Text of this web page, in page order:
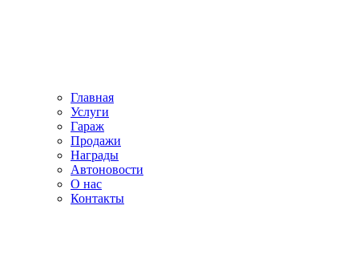
Главная
Услуги
Гараж
Продажи
Награды
Автоновости
О нас
Контакты